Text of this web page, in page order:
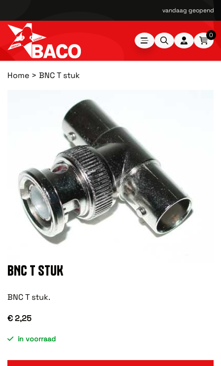
vandaag geopend
0
Home BNC T stuk
BNC T STUK
BNC T stuk.
€ 2,25
in voorraad